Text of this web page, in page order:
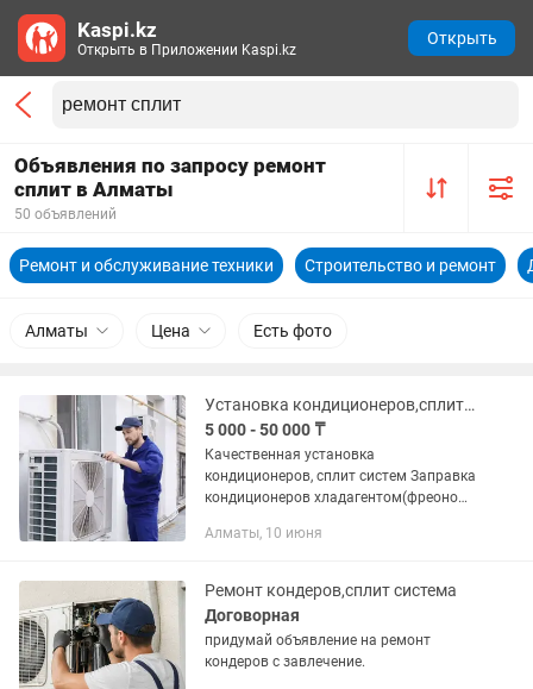
Объявления по запросу ремонт
сплит в Алматы
50 объявлений
Ремонт и обслуживание техники Строительство и ремонт
Алматы Цена Есть фото
Установка кондиционеров,сплит систем, заправка и ремонт кондиционеров
5 000 - 50 000 ₸
Качественная установка
кондиционеров, сплит систем Заправка
кондиционеров хладагентом(фреоном)
установке используем сухое алмазное
Алматы, 10 июня
Ремонт кондеров,сплит система
Договорная
придумай объявление на ремонт
кондеров с завлечение.
Kaspi.kz
Открыть в Приложении Kaspi.kz
Открыть